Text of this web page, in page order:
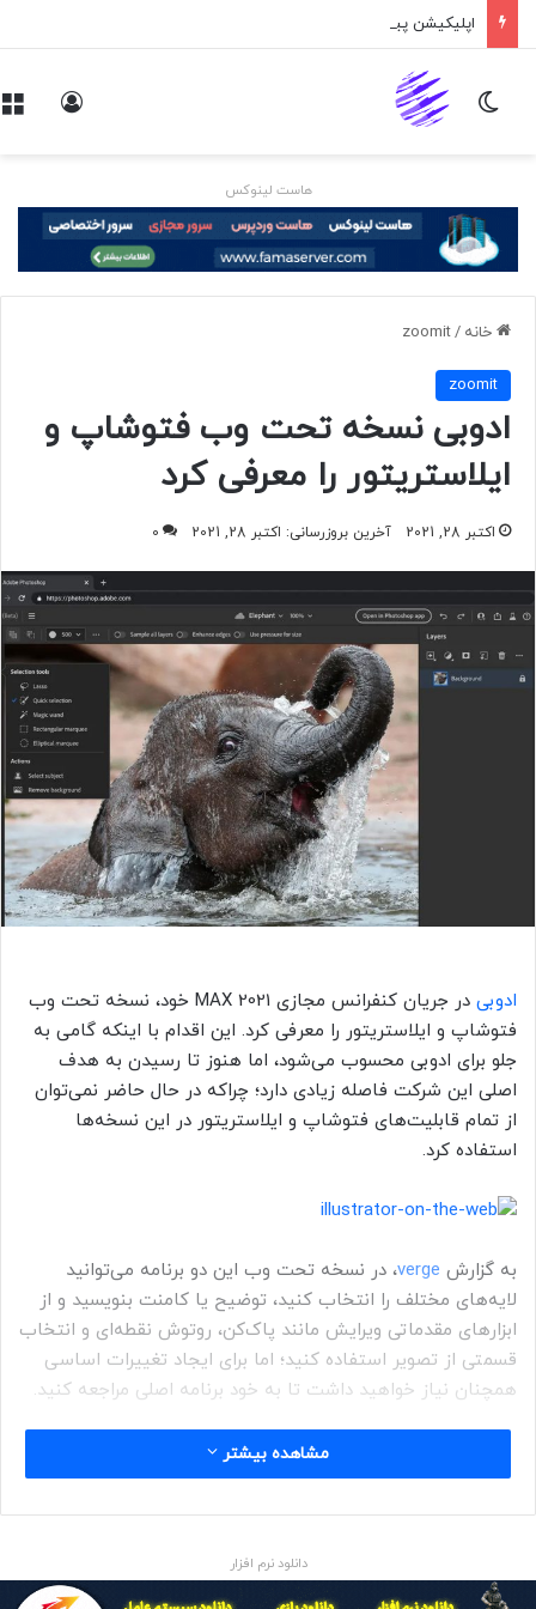
اپلیکیشن پیام‌رسان ایکس در راه است
تغییر پوسته
هاست لینوکس
خانه /
zoomit
zoomit
ادوبی نسخه تحت وب فتوشاپ و
ایلاستریتور را معرفی کرد
اکتبر 28, 2021 آخرین بروزرسانی: اکتبر 28, 2021 0
ادوبی
در جریان کنفرانس مجازی MAX 2021 خود، نسخه تحت وب
فتوشاپ و ایلاستریتور را معرفی کرد. این اقدام با اینکه گامی به
جلو برای ادوبی محسوب می‌شود، اما هنوز تا رسیدن به هدف
اصلی این شرکت فاصله زیادی دارد؛ چراکه در حال حاضر نمی‌توان
از تمام قابلیت‌های فتوشاپ و ایلاستریتور در این نسخه‌ها
استفاده کرد.
به گزارش verge، در نسخه تحت وب این دو برنامه می‌توانید
لایه‌های مختلف را انتخاب کنید، توضیح یا کامنت بنویسید و از
ابزارهای مقدماتی ویرایش مانند پاک‌کن، روتوش نقطه‌ای و انتخاب
قسمتی از تصویر استفاده کنید؛ اما برای ایجاد تغییرات اساسی
همچنان نیاز خواهید داشت تا به خود برنامه اصلی مراجعه کنید.
، مدیر ارشد محصولات ادوبی، درباره نسخه‌های تحت
وب این دو محصول گفت:
مشاهده بیشتر
دانلود نرم افزار